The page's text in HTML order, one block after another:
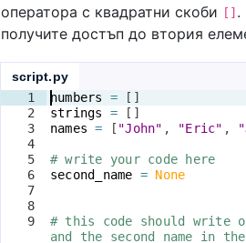
оператора с квадратни скоби
[] .
получите достъп до втория
script.py
1
2
3
4
5
6
7
8
9
numbers = [ ]
strings
= [ ]
names = [ "John" , "Eric" ,
# write your code here
second_name = None
# this code should write
and the second name in